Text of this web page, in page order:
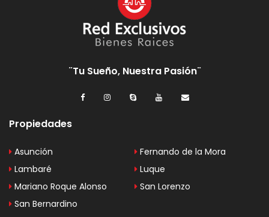
¨Tu Sueño, Nuestra Pasión¨
Propiedades
Asunción
Fernando de la Mora
Lambaré
Luque
Mariano Roque Alonso
San Lorenzo
San Bernardino